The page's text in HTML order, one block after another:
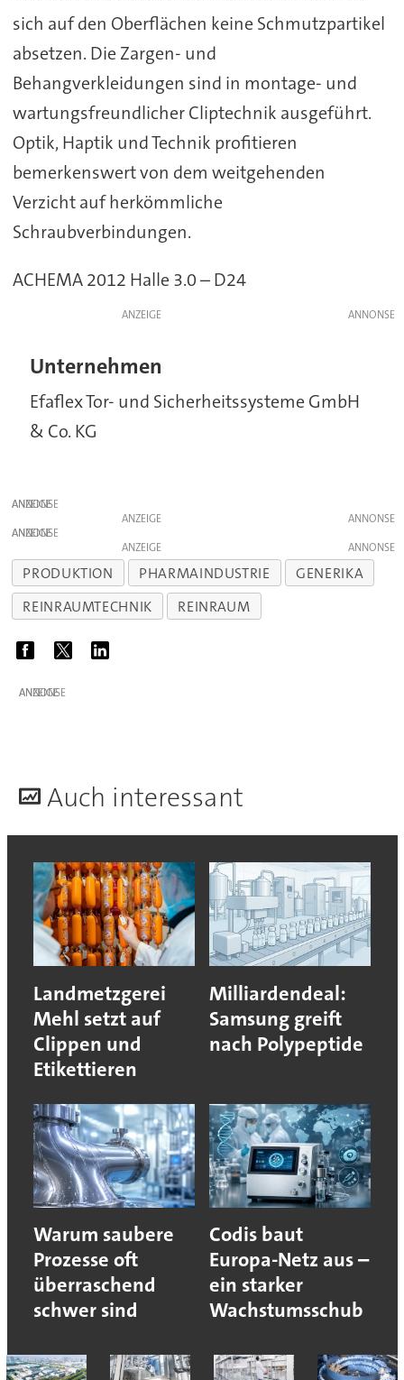
sich auf den Oberflächen keine Schmutzpartikel
absetzen. Die Zargen- und
Behangverkleidungen sind in montage- und
wartungsfreundlicher Cliptechnik ausgeführt.
Optik, Haptik und Technik profitieren
bemerkenswert von dem weitgehenden
Verzicht auf herkömmliche
Schraubverbindungen.
ACHEMA 2012 Halle 3.0 – D24
ANZEIGE
Unternehmen
Efaflex Tor- und Sicherheitssysteme GmbH
& Co. KG
ANZEIGE
ANZEIGE
ANZEIGE
ANZEIGE
PRODUKTION PHARMAINDUSTRIE
GENERIKA
REINRAUMTECHNIK
REINRAUM
ANZEIGE
Auch interessant
Landmetzgerei
Mehl setzt auf
Clippen und
Etikettieren
Milliardendeal:
Samsung greift
nach Polypeptide
Warum saubere
Prozesse oft
überraschend
schwer sind
Codis baut
Europa-Netz aus –
ein starker
Wachstumsschub